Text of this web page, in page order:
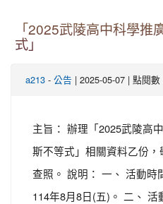
「2025武陵高中科學
式」
a213 - 公告 | 2025-05-07 | 點閱數
主旨： 辦理「2025武陵高
斯不等式」相關資料乙份
查照。 說明： 一、 活動時
114年8月8日(五)。 二、